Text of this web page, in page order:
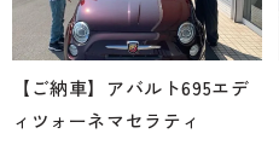
【ご納車】アバルト695エデ
ィツォーネマセラティ